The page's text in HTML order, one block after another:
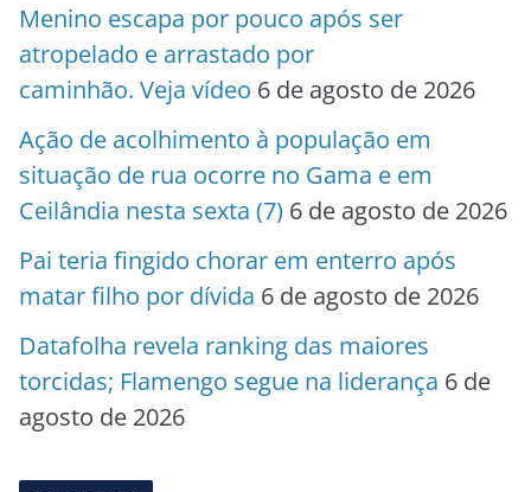
Menino escapa por pouco após ser
atropelado e arrastado por
caminhão. Veja vídeo 6 de agosto de 2026
Ação de acolhimento à população em
situação de rua ocorre no Gama e em
Ceilândia nesta sexta (7) 6 de agosto de 2026
Pai teria fingido chorar em enterro após
matar filho por dívida 6 de agosto de 2026
Datafolha revela ranking das maiores
torcidas; Flamengo segue na liderança 6 de
agosto de 2026